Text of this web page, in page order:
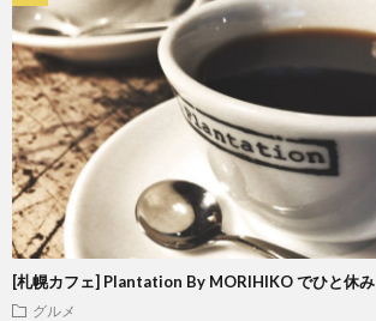
[札幌カフェ] Plantation By MORIHIKO でひと休み
グルメ